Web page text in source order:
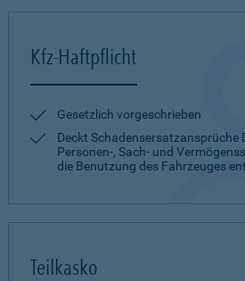
Kfz-Haftpflicht
Gesetzlich vorgeschrieben
Deckt Schadensersatzansprüche
Personen-, Sach- und
die Benutzung des Fahrzeuges
Teilkasko